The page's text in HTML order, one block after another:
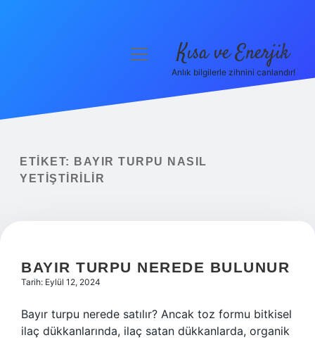
Yasal Uyarı
menüyü
Kısa ve Enerjik
Anlık bilgilerle zihnini canlandır!
ETIKET:
BAYIR TURPU NASIL
YETIŞTIRILIR
BAYIR TURPU NEREDE BULUNUR
Tarih: Eylül 12, 2024
Bayır turpu nerede satılır? Ancak toz formu bitkisel
ilaç dükkanlarında, ilaç satan dükkanlarda, organik